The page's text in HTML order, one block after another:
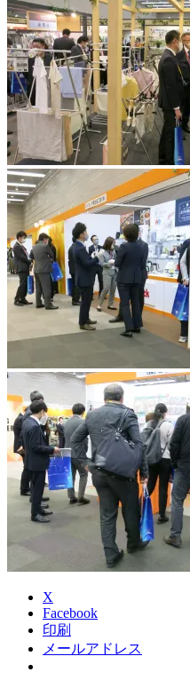
X
Facebook
印刷
メールアドレス